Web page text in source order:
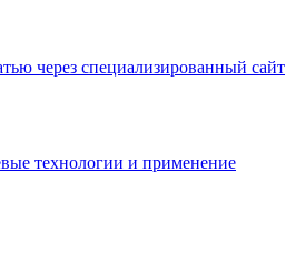
через специализированный сайт
технологии и применение